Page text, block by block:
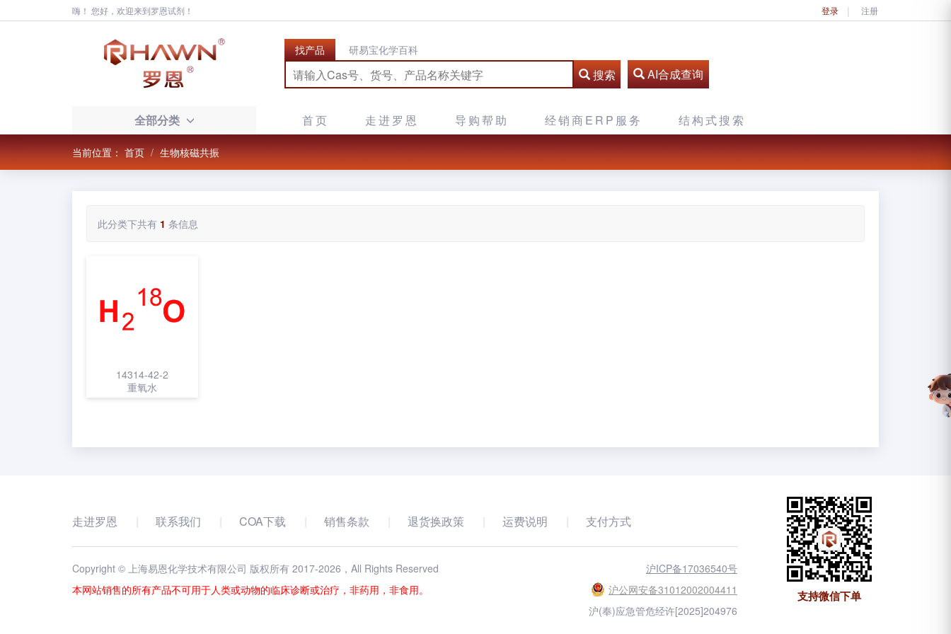
嗨！ 您好，欢迎来到罗恩试剂！ 登录 注册
找产品 研易宝化学百科
搜索 AI合成查询
全部分类 首页 走进罗恩 导购帮助 经销商ERP服务 结构式搜索
当前位置：首页 生物核磁共振
此分类下共有 1 条信息
14314-42-2
重氧水
走进罗恩 联系我们 COA下载 销售条款 退货换政策 运费说明 支付方式
Copyright © 上海易恩化学技术有限公司 版权所有 2017-2026 ，All Rights Reserved
沪ICP备17036540号
本网站销售的所有产品不可用于人类或动物的临床诊断或治疗，非药用，非食用。
沪公网安备31012002004411
沪(奉)应急管危经许[2025]204976
支持微信下单